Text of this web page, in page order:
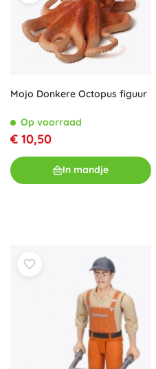
Mojo Donkere Octopus figuur
Op voorraad
€ 10,50
In mandje